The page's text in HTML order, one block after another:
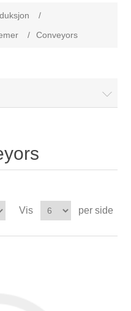
/
/ Conveyors
Vis per side